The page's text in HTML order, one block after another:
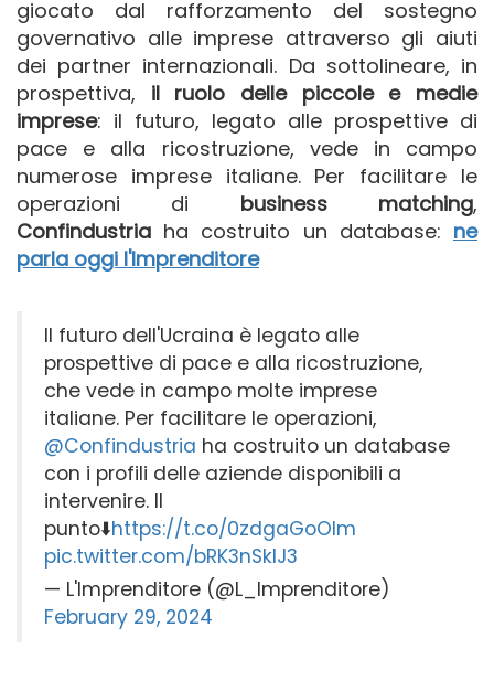
giocato dal rafforzamento del sostegno
governativo alle imprese attraverso gli aiuti
dei partner internazionali. Da sottolineare, in
prospettiva, il ruolo delle piccole e medie
imprese: il futuro, legato alle prospettive di
pace e alla ricostruzione, vede in campo
numerose imprese italiane. Per facilitare le
operazioni di business matching,
Confindustria ha costruito un database: ne
parla oggi l'Imprenditore
Il futuro dell'Ucraina è legato alle
prospettive di pace e alla ricostruzione,
che vede in campo molte imprese
italiane. Per facilitare le operazioni,
@Confindustria ha costruito un database
con i profili delle aziende disponibili a
intervenire. Il
punto⬇️https://t.co/0zdgaGoOlm
pic.twitter.com/bRK3nSklJ3
— L'Imprenditore (@L_Imprenditore)
February 29, 2024